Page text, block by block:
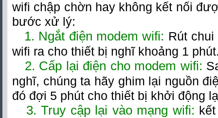
wifi chập chờn hay không kết nối
bước xử lý:
1. Ngắt điện modem wifi: Rút
wifi ra cho thiết bị nghĩ khoảng 1
2. Cấp lại điện cho modem wifi:
nghĩ, chúng ta hãy ghim lại nguồn
đó đợi 5 phút cho thiết bị khởi động
3. Truy cập lại vào mạng wifi: